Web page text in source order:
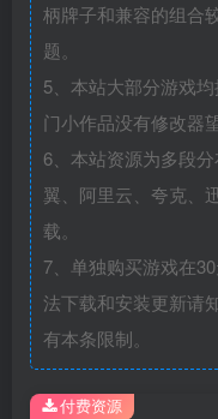
柄牌子和兼容的组合
题。
5、本站大部分游戏
门小作品没有修改器
6、本站资源为多段
翼、阿里云、夸克、
载。
7、单独购买游戏在
法下载和安装更新请
有本条限制。
付费资源